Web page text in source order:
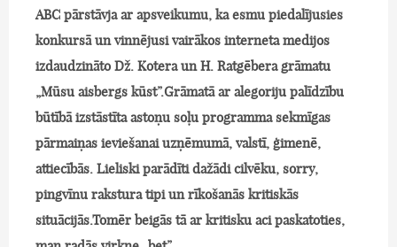
ABC pārstāvja ar apsveikumu, ka esmu piedalījusies
konkursā un vinnējusi vairākos interneta medijos
izdaudzināto Dž. Kotera un H. Ratgēbera grāmatu
„Mūsu aisbergs kūst”.Grāmatā ar alegoriju palīdzību
būtībā izstāstīta astoņu soļu programma sekmīgas
pārmaiņas ieviešanai uzņēmumā, valstī, ģimenē,
attiecībās. Lieliski parādīti dažādi cilvēku, sorry,
pingvīnu rakstura tipi un rīkošanās kritiskās
situācijās.Tomēr beigās tā ar kritisku aci paskatoties,